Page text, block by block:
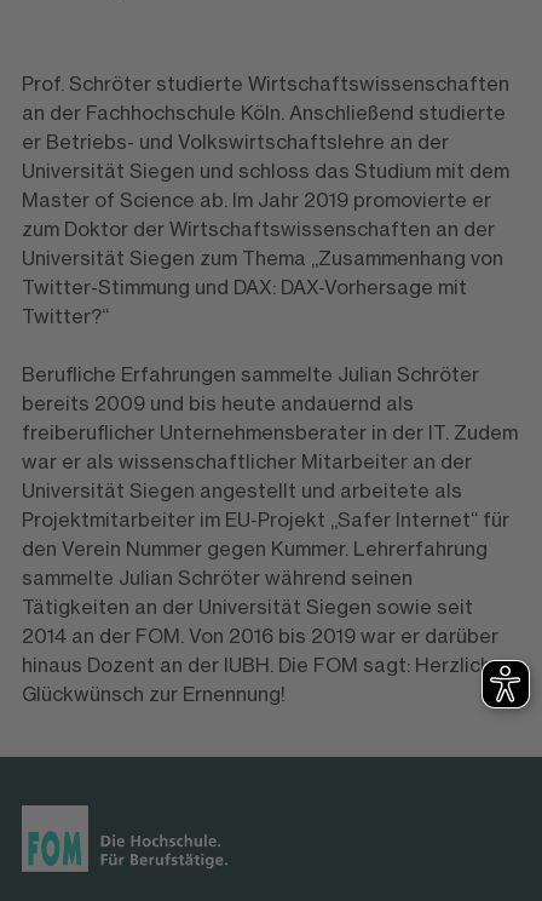
Prof. Schröter studierte Wirtschaftswissenschaften
an der Fachhochschule Köln. Anschließend studierte
er Betriebs- und Volkswirtschaftslehre an der
Universität Siegen und schloss das Studium mit dem
Master of Science ab. Im Jahr 2019 promovierte er
zum Doktor der Wirtschaftswissenschaften an der
Universität Siegen zum Thema „Zusammenhang von
Twitter-Stimmung und DAX: DAX-Vorhersage mit
Twitter?“
Berufliche Erfahrungen sammelte Julian Schröter
bereits 2009 und bis heute andauernd als
freiberuflicher Unternehmensberater in der IT. Zudem
war er als wissenschaftlicher Mitarbeiter an der
Universität Siegen angestellt und arbeitete als
Projektmitarbeiter im EU-Projekt „Safer Internet“ für
den Verein Nummer gegen Kummer. Lehrerfahrung
sammelte Julian Schröter während seinen
Tätigkeiten an der Universität Siegen sowie seit
2014 an der FOM. Von 2016 bis 2019 war er darüber
hinaus Dozent an der IUBH. Die FOM sagt: Herzlichen
Glückwünsch zur Ernennung!